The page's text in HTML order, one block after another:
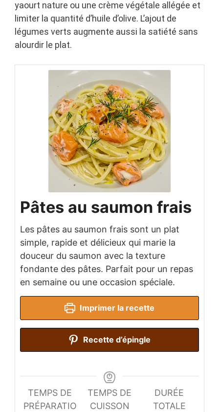
yaourt nature ou une crème végétale allégée et
limiter la quantité d’huile d’olive. L’ajout de
légumes verts augmente aussi la satiété sans
alourdir le plat.
Pâtes au saumon frais
Les pâtes au saumon frais sont un plat
simple, rapide et délicieux qui marie la
douceur du saumon avec la texture
fondante des pâtes. Parfait pour un repas
en semaine ou une occasion spéciale.
Imprimer la recette
Recette d’épingle
TEMPS DE
PRÉPARATIO
TEMPS DE
CUISSON
DURÉE
TOTALE